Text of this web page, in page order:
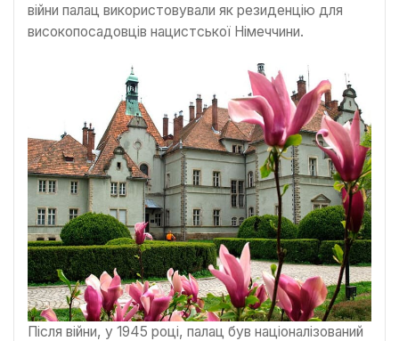
війни палац використовували як резиденцію для
високопосадовців нацистської Німеччини.
Після війни, у 1945 році, палац був націоналізований